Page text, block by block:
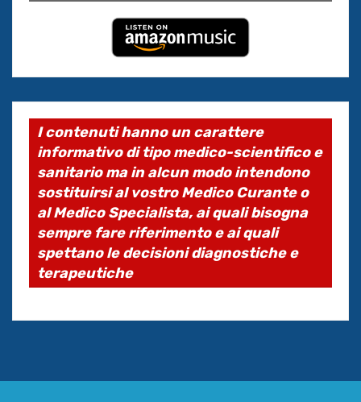
I contenuti hanno un carattere
informativo di tipo medico-scientifico e
sanitario ma in alcun modo intendono
sostituirsi al vostro Medico Curante o
al Medico Specialista, ai quali bisogna
sempre fare riferimento e ai quali
spettano le decisioni diagnostiche e
terapeutiche